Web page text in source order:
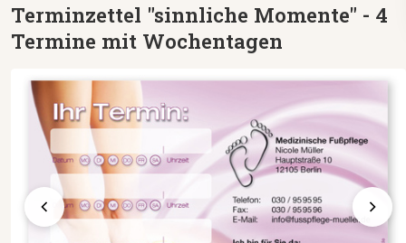
Terminzettel "sinnliche Momente" - 4
Termine mit Wochentagen